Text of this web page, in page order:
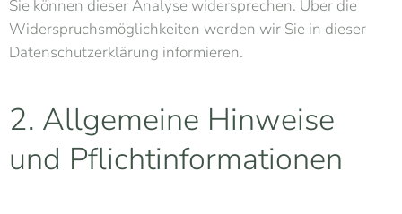
Sie können dieser Analyse widersprechen. Über die
Widerspruchsmöglichkeiten werden wir Sie in dieser
Datenschutzerklärung informieren.
2. Allgemeine Hinweise
und Pflichtinformationen